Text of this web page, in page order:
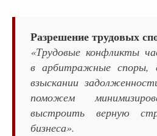
Разрешение трудовых
«Трудовые конфликты
в арбитражные споры,
взыскании
поможем
выстроить верную
бизнеса».